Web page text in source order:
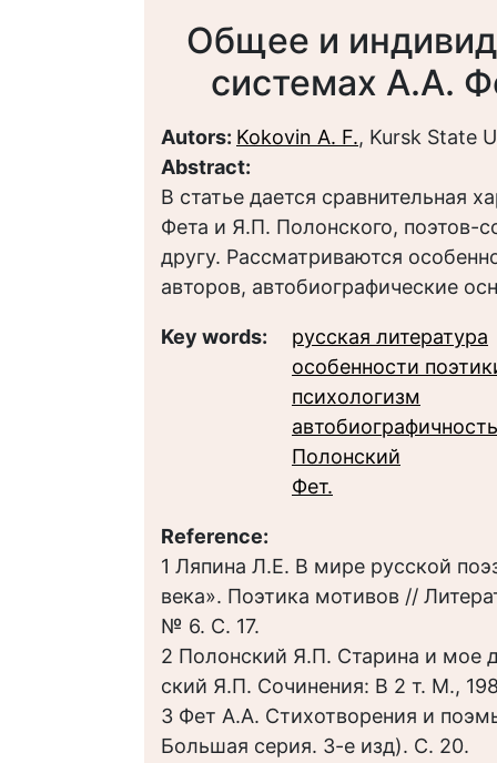
Общее и
системах А.А.
Autors: Kokovin A. F., Kursk State
Abstract:
В статье дается сравнительная
Фета и Я.П. Полонского, поэтов-
другу. Рассматриваются
авторов, автобиографические
Key words:
русская литература
особенности
психологизм
автобиографичность
Полонский
Фет.
Reference:
1 Ляпина Л.Е. В мире русской
века». Поэтика мотивов //
№ 6. С. 17.
2 Полонский Я.П. Старина и мое
ский Я.П. Сочинения: В 2 т. М.,
3 Фет А.А. Стихотворения и
Большая серия. 3-е изд). С. 20.